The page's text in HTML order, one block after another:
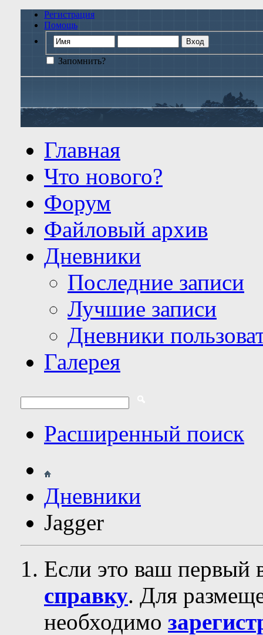
Регистрация
Помощь
Запомнить?
Главная
Что нового?
Форум
Файловый архив
Дневники
Последние записи
Лучшие записи
Дневники
Галерея
Расширенный поиск
Дневники
Jagger
Если это ваш первый
справку. Для
необходимо